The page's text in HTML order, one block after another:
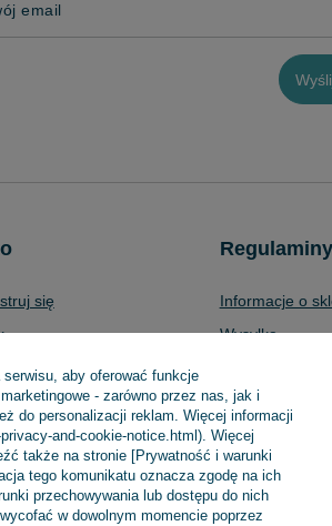
email
się
produktów
transakcji
Regulaminy
Informacje o
Wysyłka
Regulamin
Polityka
Odstąpienie od
Zarządzaj
serwisu, aby oferować funkcje
- zarówno przez nas, jak i
do personalizacji reklam. Więcej informacji
and-cookie-notice.html). Więcej
także na stronie [Prywatność i warunki
tego komunikatu oznacza zgodę na ich
przechowywania lub dostępu do nich
w dowolnym momencie poprzez